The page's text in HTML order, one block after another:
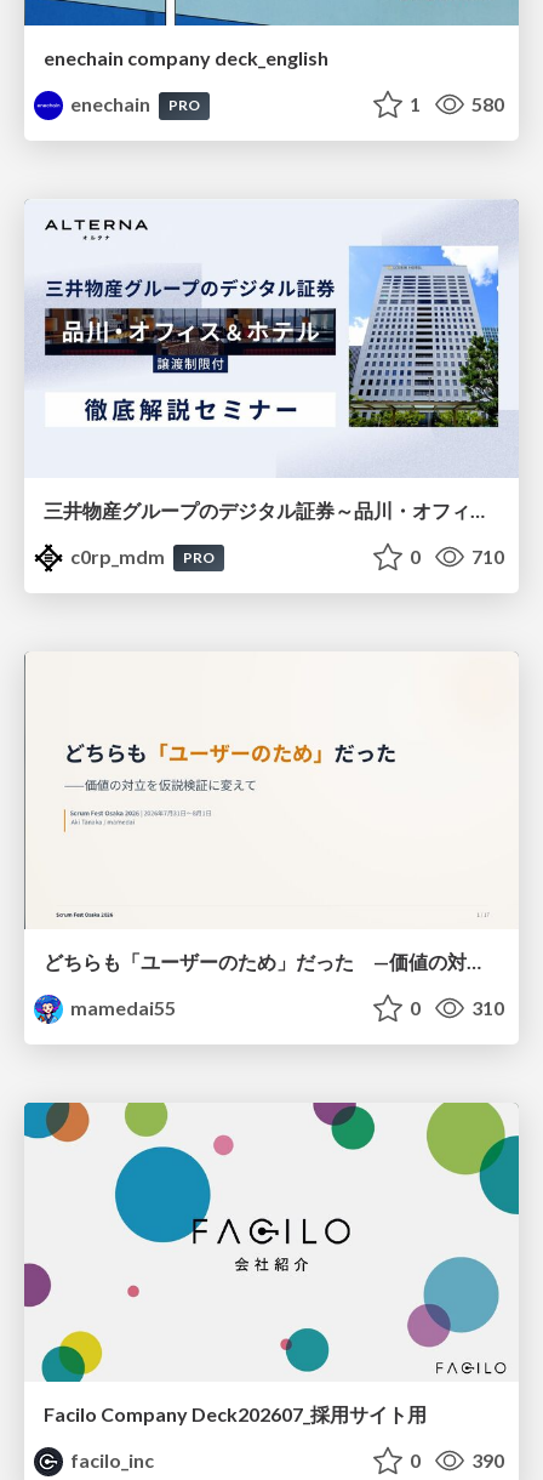
enechain company deck_english
enechain
PRO 1 580
三井物産グループのデジタル証券～品川・オフィス＆ホテル～徹底解説セミナー
c0rp_mdm
PRO 0 710
どちらも「ユーザーのため」だった —価値の対立を仮説検証に変えて #Scrumfest Osaka 2026
mamedai55
0 310
Facilo Company Deck202607_採用サイト用
facilo_inc
0 390